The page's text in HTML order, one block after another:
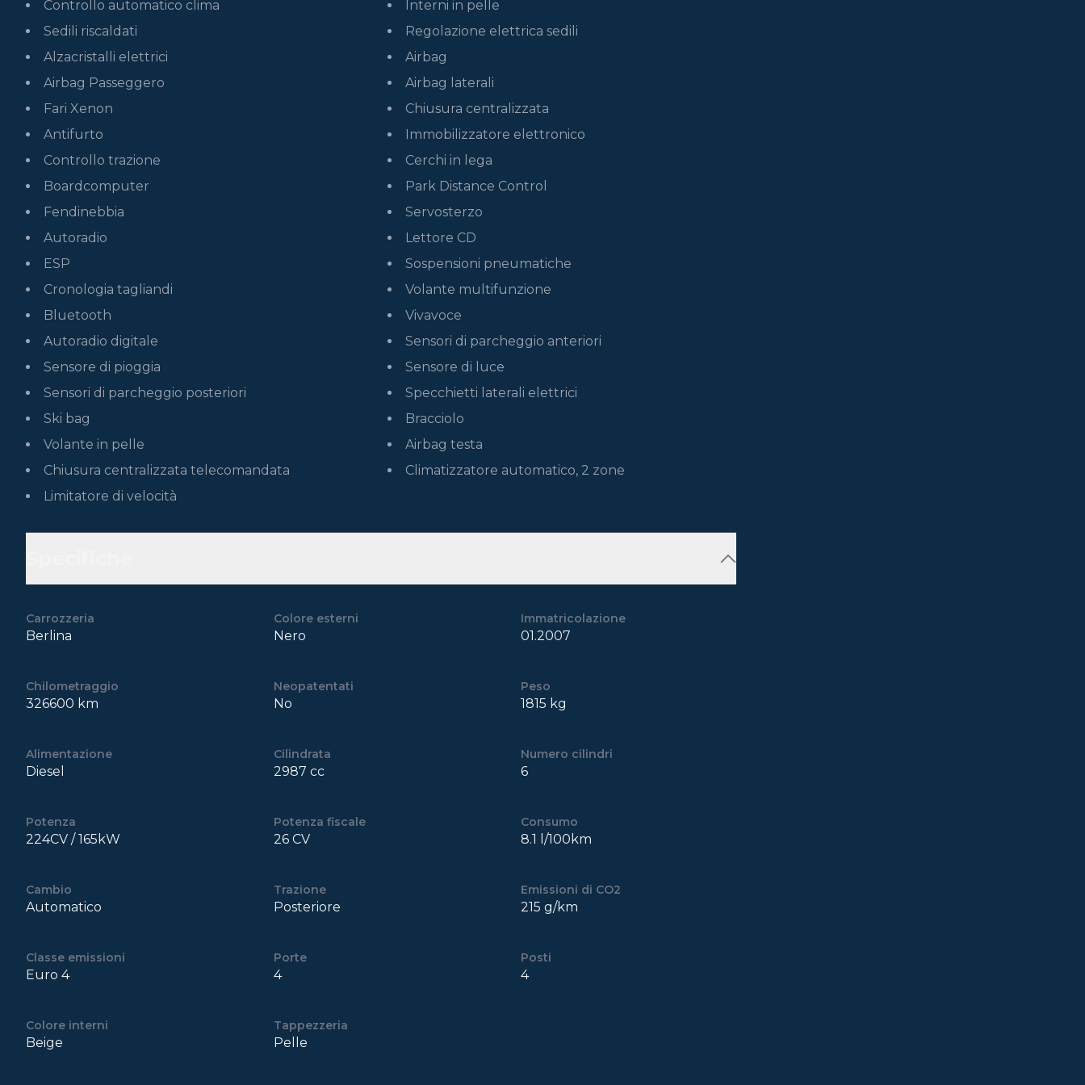
Controllo automatico clima
Interni in pelle
Sedili riscaldati
Regolazione elettrica sedili
Alzacristalli elettrici
Airbag
Airbag Passeggero
Airbag laterali
Fari Xenon
Chiusura centralizzata
Antifurto
Immobilizzatore elettronico
Controllo trazione
Cerchi in lega
Boardcomputer
Park Distance Control
Fendinebbia
Servosterzo
Autoradio
Lettore CD
ESP
Sospensioni pneumatiche
Cronologia tagliandi
Volante multifunzione
Bluetooth
Vivavoce
Autoradio digitale
Sensori di parcheggio anteriori
Sensore di pioggia
Sensore di luce
Sensori di parcheggio posteriori
Specchietti laterali elettrici
Ski bag
Bracciolo
Volante in pelle
Airbag testa
Chiusura centralizzata telecomandata
Climatizzatore automatico, 2 zone
Limitatore di velocità
Carrozzeria
Berlina
Colore esterni
Nero
Immatricolazione
01.2007
Chilometraggio
326600 km
Neopatentati
No
Peso
1815 kg
Alimentazione
Diesel
Cilindrata
2987 cc
Numero cilindri
6
Potenza
224CV / 165kW
Potenza fiscale
26 CV
Consumo
8.1 l/100km
Cambio
Automatico
Trazione
Posteriore
Emissioni di CO2
215 g/km
Classe emissioni
Euro 4
Porte
4
Posti
4
Colore interni
Beige
Tappezzeria
Pelle